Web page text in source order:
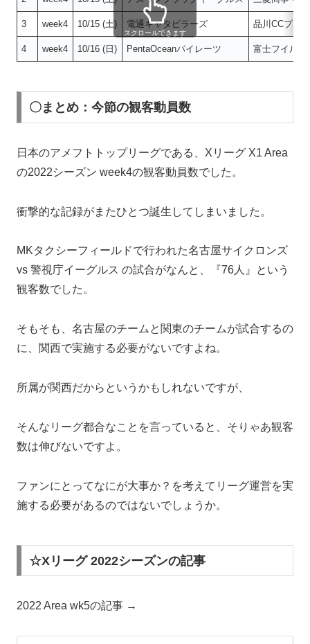
3 week4 10/15 (土) 電通キャタピラーズ 品川CCブル
4 week4 10/16 (日) PentaOceanパイレーツ 富士フイル
スクロールできます
〇まとめ：今節の観客動員数
日本のアメフトトップリーグである、Xリーグ X1 Area
の2022シーズン week4の観客動員数でした。
衝撃的な記録がまたひとつ誕生してしまいました。
MKタクシーフィールドで行われた名古屋サイクロンズ
vs 警視庁イーグルス の試合がなんと、『76人』という
観客数でした。
そもそも、名古屋のチームと関東のチームが試合するの
に、関西で実施する必要がないですよね。
所属が関西だからというかもしれないですが、
そんなリーグ都合なことを言っていると、そりゃあ観客
数は伸びないですよ。
ファンにとってなにが大事か？を考えてリーグ運営を実
施する必要があるのではないでしょうか。
☆Xリーグ 2022シーズンの記事
2022 Area wk5の記事 →